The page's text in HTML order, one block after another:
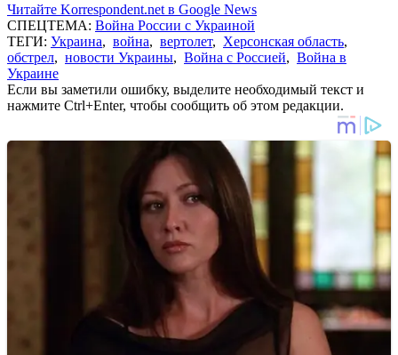
Читайте Korrespondent.net в Google News
СПЕЦТЕМА: Война России с Украиной
ТЕГИ: Украина, война, вертолет, Херсонская область,
обстрел, новости Украины, Война с Россией, Война в
Украине
Если вы заметили ошибку, выделите необходимый текст и
нажмите Ctrl+Enter, чтобы сообщить об этом редакции.